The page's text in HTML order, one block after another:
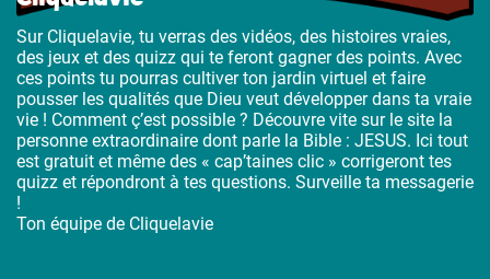
Sur Cliquelavie, tu verras des vidéos, des histoires vraies,
des jeux et des quizz qui te feront gagner des points. Avec
ces points tu pourras cultiver ton jardin virtuel et faire
pousser les qualités que Dieu veut développer dans ta vraie
vie ! Comment ç’est possible ? Découvre vite sur le site la
personne extraordinaire dont parle la Bible : JESUS. Ici tout
est gratuit et même des « cap’taines clic » corrigeront tes
quizz et répondront à tes questions. Surveille ta messagerie
!
Ton équipe de Cliquelavie